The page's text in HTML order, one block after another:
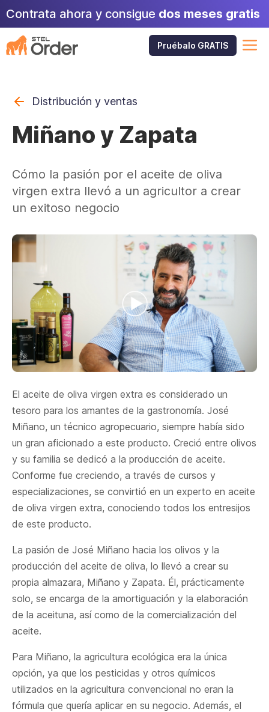
Saltar
contenido
Contrata ahora y consigue dos meses gratis
Pruébalo GRATIS
Distribución y ventas
Miñano y Zapata
Cómo la pasión por el aceite de oliva
virgen extra llevó a un agricultor a crear
un exitoso negocio
El aceite de oliva virgen extra es considerado un
tesoro para los amantes de la gastronomía. José
Miñano, un técnico agropecuario, siempre había sido
un gran aficionado a este producto. Creció entre olivos
y su familia se dedicó a la producción de aceite.
Conforme fue creciendo, a través de cursos y
especializaciones, se convirtió en un experto en aceite
de oliva virgen extra, conociendo todos los entresijos
de este producto.
La pasión de José Miñano hacia los olivos y la
producción del aceite de oliva, lo llevó a crear su
propia almazara, Miñano y Zapata. Él, prácticamente
solo, se encarga de la amortiguación y la elaboración
de la aceituna, así como de la comercialización del
aceite.
Para Miñano, la agricultura ecológica era la única
opción, ya que los pesticidas y otros químicos
utilizados en la agricultura convencional no eran la
fórmula que quería aplicar en su negocio. Además, el